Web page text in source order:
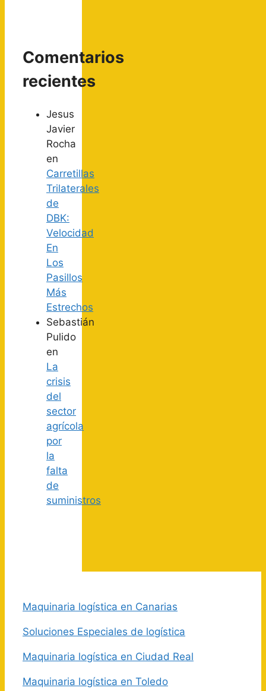
Comentarios
recientes
Jesus
Javier
Rocha
en
Carretillas
Trilaterales
de
DBK:
Velocidad
En
Los
Pasillos
Más
Estrechos
Sebastián
Pulido
en
La
crisis
del
sector
agrícola
por
la
falta
de
suministros
Maquinaria logística en Canarias
Soluciones Especiales de logística
Maquinaria logística en Ciudad Real
Maquinaria logística en Toledo